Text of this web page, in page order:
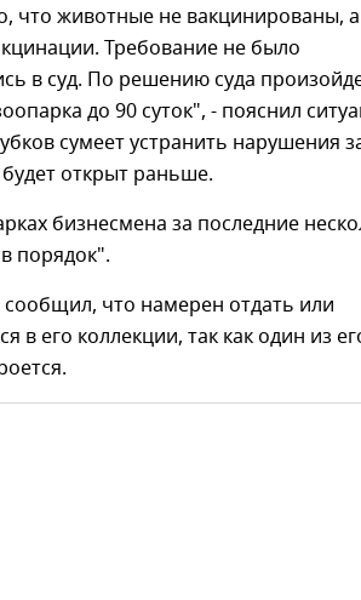
что животные не вакцинированы, а
Требование не было
в суд. По решению суда
до 90 суток", - пояснил
сумеет устранить нарушения
открыт раньше.
бизнесмена за последние
порядок".
сообщил, что намерен отдать или
в его коллекции, так как один из